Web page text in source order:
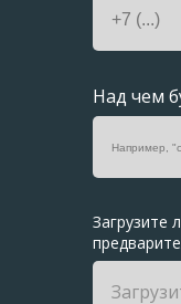
Над чем
Загрузите